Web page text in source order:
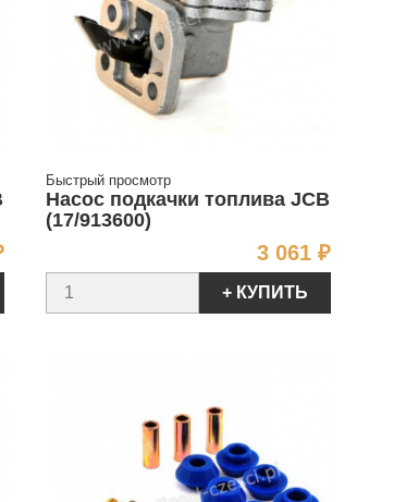
Цена
Быстрый просмотр
Насос подкачки топлива JCB
(17/913600)
3 061 ₽Цена
+ КУПИТЬ